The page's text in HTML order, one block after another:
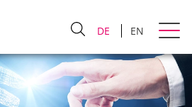
DE EN